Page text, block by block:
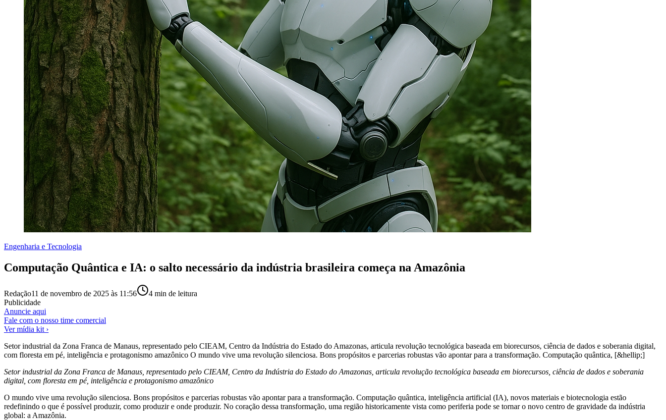
Engenharia e Tecnologia
Computação Quântica e IA: o salto necessário da indústria brasileira começa na Amazônia
Redação11 de novembro de 2025 às 11:56 4 min de leitura
Publicidade
Anuncie aqui
Fale com o nosso time comercial
Ver mídia kit ›
Setor industrial da Zona Franca de Manaus, representado pelo CIEAM, Centro da Indústria do Estado do Amazonas, articula revolução tecnológica baseada em biorecursos, ciência de dados e soberania digital,
com floresta em pé, inteligência e protagonismo amazônico O mundo vive uma revolução silenciosa. Bons propósitos e parcerias robustas vão apontar para a transformação. Computação quântica, [&hellip;]
Setor industrial da Zona Franca de Manaus, representado pelo CIEAM, Centro da Indústria do Estado do Amazonas, articula revolução tecnológica baseada em biorecursos, ciência de dados e soberania
digital, com floresta em pé, inteligência e protagonismo amazônico
O mundo vive uma revolução silenciosa. Bons propósitos e parcerias robustas vão apontar para a transformação. Computação quântica, inteligência artificial (IA), novos materiais e biotecnologia estão
redefinindo o que é possível produzir, como produzir e onde produzir. No coração dessa transformação, uma região historicamente vista como periferia pode se tornar o novo centro de gravidade da indústria
global: a Amazônia.